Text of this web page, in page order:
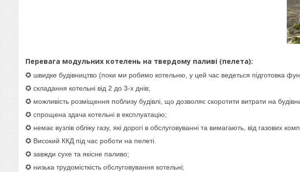
Перевага модульних котелень на твердому паливі (пелета):
✪ швидке будівництво (поки ми робимо котельню, у цей час ведеться підготовка
✪ складання котельні від 2 до 3-х днів;
✪ можливість розміщення поблизу будівлі, що дозволяє скоротити витрати на
✪ спрощена здача котельні в експлуатацію;
✪ немає вузлів обліку газу, які дорогі в обслуговуванні та вимагають, від газових
✪ Високий ККД під час роботи на пелеті.
✪ завжди сухе та якісне паливо;
✪ низька трудомісткість обслуговування котельні;